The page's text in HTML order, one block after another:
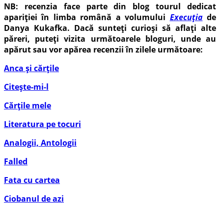
NB: recenzia face parte din blog tourul dedicat
apariției în limba română a volumului Execuțiade
Danya Kukafka. Dacă sunteți curioși să aflați alte
păreri, puteți vizita următoarele bloguri, unde au
apărut sau vor apărea recenzii în zilele următoare:
Anca și cărțile
Citește-mi-l
Cărțile mele
Literatura pe tocuri
Analogii, Antologii
Falled
Fata cu cartea
Ciobanul de azi